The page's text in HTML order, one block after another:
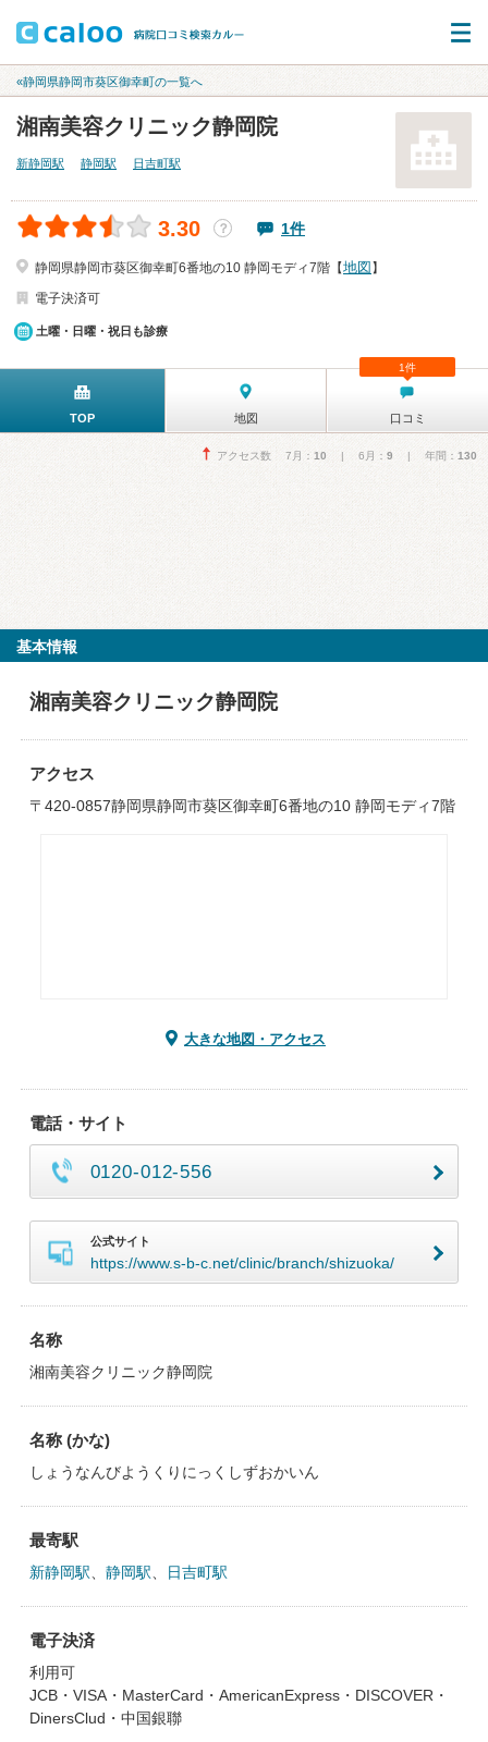
«静岡県静岡市葵区御幸町の一覧へ
湘南美容クリニック静岡院
新静岡駅 静岡駅 日吉町駅
3.30 ？ 1件
静岡県静岡市葵区御幸町6番地の10 静岡モディ7階【地図 】
電子決済可
土曜・日曜・祝日も診療
TOP 地図 口コミ
1件
アクセス数 7月： 10 | 6月： 9 | 年間： 130
基本情報
湘南美容クリニック静岡院
アクセス
〒420-0857静岡県静岡市葵区御幸町6番地の10 静岡モディ7階
大きな地図・アクセス
電話・サイト
0120-012-556
公式サイト
https://www.s-b-c.net/clinic/branch/shizuoka/
名称
湘南美容クリニック静岡院
名称 (かな)
しょうなんびようくりにっくしずおかいん
最寄駅
新静岡駅 静岡駅 日吉町駅
電子決済
利用可
JCB・VISA・MasterCard・AmericanExpress・DISCOVER・
DinersClud・中国銀聯